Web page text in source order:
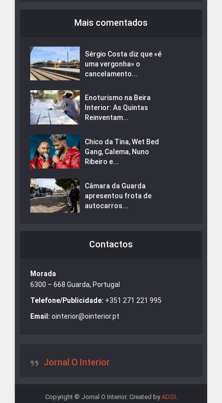
Mais comentados
Sérgio Costa diz que «é
uma vergonha» o
cancelamento...
Enoturismo na Beira
Interior: As Quintas
Reinventam...
Chico da Tina, Wet Bed
Gang, Calema, Nuno
Ribeiro e...
Câmara da Guarda
apresentou frota de
autocarros...
Contactos
Morada
6300 – 668 Guarda, Portugal
Telefone/Publicidade: +351 271 221 995
Email: ointerior@ointerior.pt
Jornal O Interior
Copyright © Jornal O Interior. Created byADSI.